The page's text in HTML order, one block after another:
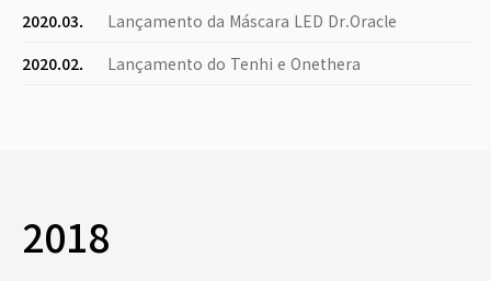
2020.03.
Lançamento da Máscara LED Dr.Oracle
2020.02.
Lançamento do Tenhi e Onethera
2018